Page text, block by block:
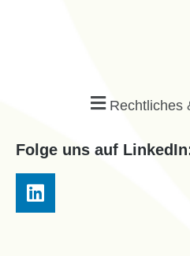
Rechtliches
Folge uns auf